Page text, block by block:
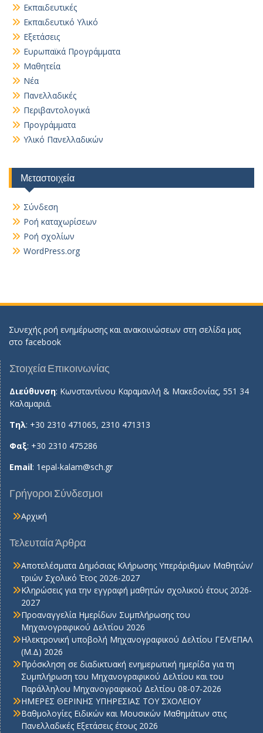
Εκπαιδευτικές
Εκπαιδευτικό Υλικό
Εξετάσεις
Ευρωπαϊκά Προγράμματα
Μαθητεία
Νέα
Πανελλαδικές
Περιβαντολογικά
Προγράμματα
Υλικό Πανελλαδικών
Μεταστοιχεία
Σύνδεση
Ροή καταχωρίσεων
Ροή σχολίων
WordPress.org
Συνεχής ροή ενημέρωσης και ανακοινώσεων στη σελίδα μας
στο facebook
Στοιχεία Επικοινωνίας
Διεύθυνση: Κωνσταντίνου Καραμανλή & Μακεδονίας, 551 34
Καλαμαριά.
Τηλ: +30 2310 471065, 2310 471313
Φαξ: +30 2310 475286
Email: 1epal-kalam@sch.gr
Γρήγοροι Σύνδεσμοι
Αρχική
Τελευταία Άρθρα
Αποτελέσματα Δημόσιας Κλήρωσης Υπεράριθμων Μαθητών/
τριών Σχολικό Έτος 2026-2027
Κληρώσεις για την εγγραφή μαθητών σχολικού έτους 2026-
2027
Προαναγγελία Ημερίδων Συμπλήρωσης του
Μηχανογραφικού Δελτίου 2026
Ηλεκτρονική υποβολή Μηχανογραφικού Δελτίου ΓΕΛ/ΕΠΑΛ
(Μ.Δ) 2026
Πρόσκληση σε διαδικτυακή ενημερωτική ημερίδα για τη
Συμπλήρωση του Μηχανογραφικού Δελτίου και του
Παράλληλου Μηχανογραφικού Δελτίου 08-07-2026
ΗΜΕΡΕΣ ΘΕΡΙΝΗΣ ΥΠΗΡΕΣΙΑΣ ΤΟΥ ΣΧΟΛΕΙΟΥ
Βαθμολογίες Ειδικών και Μουσικών Μαθημάτων στις
Πανελλαδικές Εξετάσεις έτους 2026